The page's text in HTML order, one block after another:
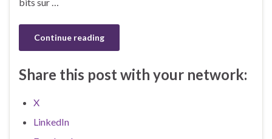
bits sur …
Continue reading
Share this post with your network:
X
LinkedIn